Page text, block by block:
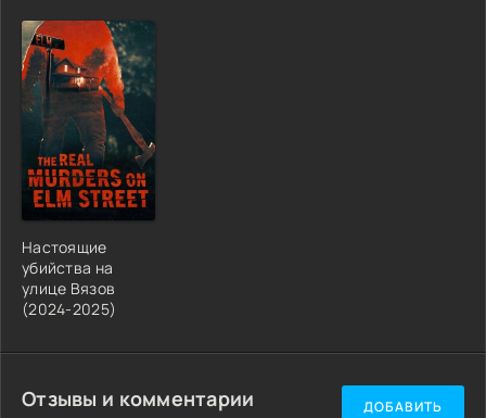
Настоящие
убийства на
улице Вязов
(2024-2025)
Отзывы и комментарии ДОБАВИТЬ